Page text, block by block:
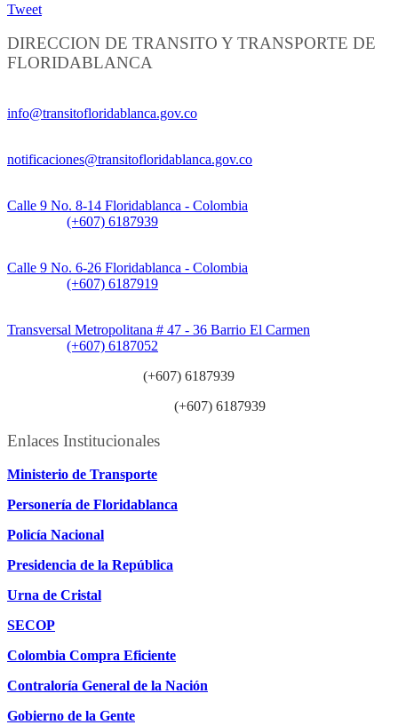
Tweet
DIRECCION DE TRANSITO Y TRANSPORTE DE
FLORIDABLANCA
info@transitofloridablanca.gov.co
notificaciones@transitofloridablanca.gov.co
Calle 9 No. 8-14 Floridablanca - Colombia
(+607) 6187939
Calle 9 No. 6-26 Floridablanca - Colombia
(+607) 6187919
Transversal Metropolitana # 47 - 36 Barrio El Carmen
(+607) 6187052
(+607) 6187939
(+607) 6187939
Enlaces Institucionales
Ministerio de Transporte
Personería de Floridablanca
Policía Nacional
Presidencia de la República
Urna de Cristal
SECOP
Colombia Compra Eficiente
Contraloría General de la Nación
Gobierno de la Gente